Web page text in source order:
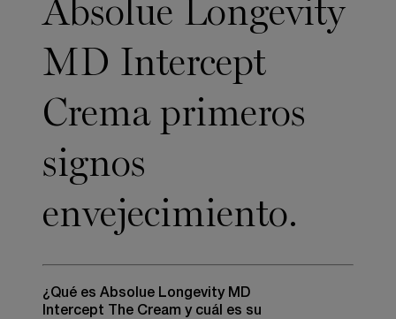
Absolue Longevity
MD Intercept
Crema primeros
signos
envejecimiento.
¿Qué es Absolue Longevity MD
Intercept The Cream y cuál es su